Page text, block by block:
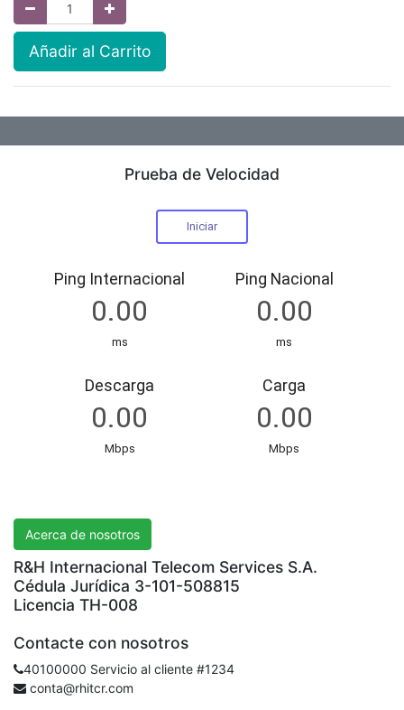
Añadir al Carrito
Prueba de Velocidad
Acerca de nosotros
R&H Internacional Telecom Services S.A.
Cédula Jurídica 3-101-508815
Licencia TH-008
Contacte con nosotros
40100000 Servicio al cliente #1234
conta@rhitcr.com